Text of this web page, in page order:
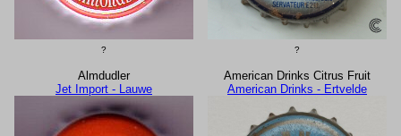
? ?
Almdudler
Jet Import - Lauwe
American Drinks Citrus Fruit
American Drinks - Ertvelde